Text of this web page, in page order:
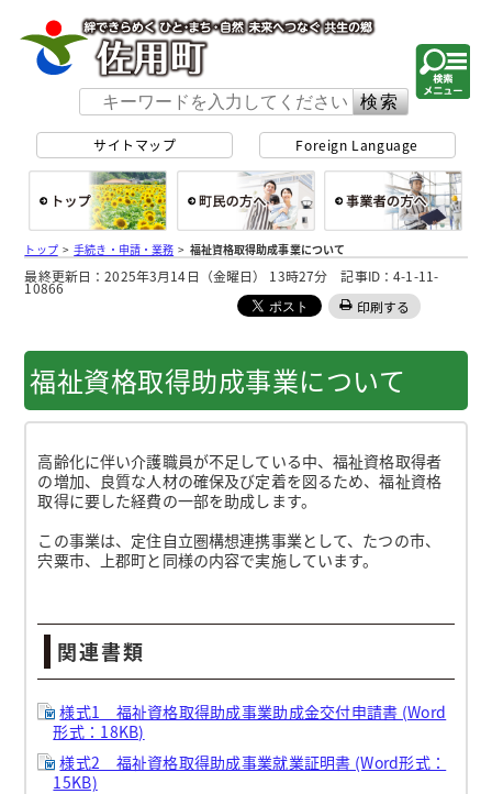
サイトマップ Foreign Language
総合トップ 町民の方へ
トップ>手続き・申請・業務 > 福祉資格取得助成事業について
最終更新日：2025年3月14日（金曜日） 13時27分 記事ID：4-1-11-
10866
印刷する
福祉資格取得助成事業について
高齢化に伴い介護職員が不足している中、福祉資格取得者
の増加、良質な人材の確保及び定着を図るため、福祉資格
取得に要した経費の一部を助成します。
この事業は、定住自立圏構想連携事業として、たつの市、
宍粟市、上郡町と同様の内容で実施しています。
関連書類
様式1 福祉資格取得助成事業助成金交付申請書 (Word
形式：18KB)
様式2 福祉資格取得助成事業就業証明書 (Word形式：
15KB)